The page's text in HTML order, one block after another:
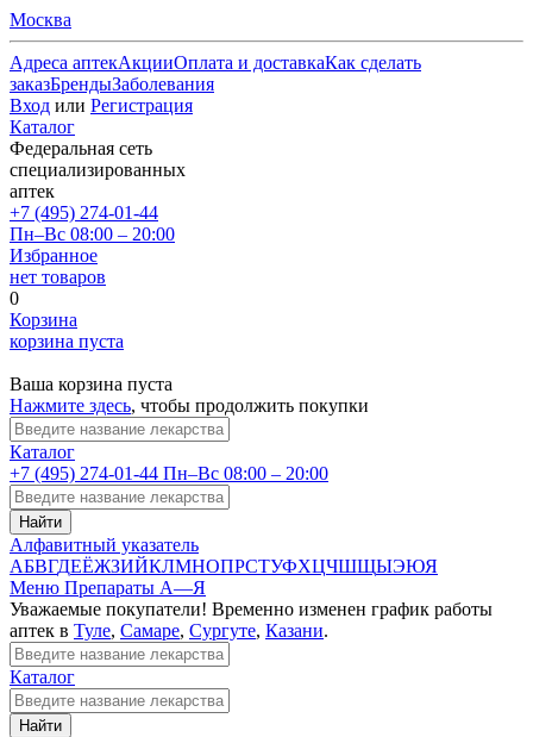
Москва
Адреса аптекАкцииОплата и доставкаКак сделать
заказБрендыЗаболевания
Вход или Регистрация
Каталог
Федеральная сеть
специализированных
аптек
+7 (495) 274-01-44
Пн–Вс 08:00 – 20:00
Избранное
нет товаров
0
Корзина
корзина пуста
Ваша корзина пуста
Нажмите здесь, чтобы продолжить покупки
Каталог
+7 (495) 274-01-44 Пн–Вс 08:00 – 20:00
Найти
Алфавитный указатель
АБВГДЕЁЖЗИЙКЛМНОПРСТУФХЦЧШЩЫЭЮЯ
Меню Препараты А—Я
Уважаемые покупатели! Временно изменен график работы
аптек в Туле, Самаре, Сургуте, Казани.
Каталог
Найти